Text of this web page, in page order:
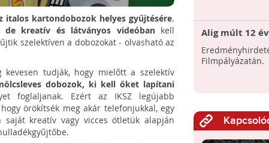
italos kartondobozok helyes gyűjtésére.
de kreatív és látványos videóbankell
szelektíven a dobozokat - olvasható az
tudják, hogy mielőtt a szelektív
dobozok, ki kell őket lapítani
foglaljanak. Ezért az IKSZ legújabb
örökítsék meg akár telefonjukkal, egy
saját kreatív vagy vicces ötletük alapján
Alig múlt 12
filmkészítő
Filmpályázatán.